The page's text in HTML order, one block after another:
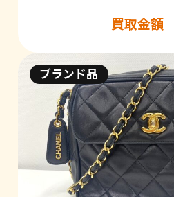
買取金額
ブランド品